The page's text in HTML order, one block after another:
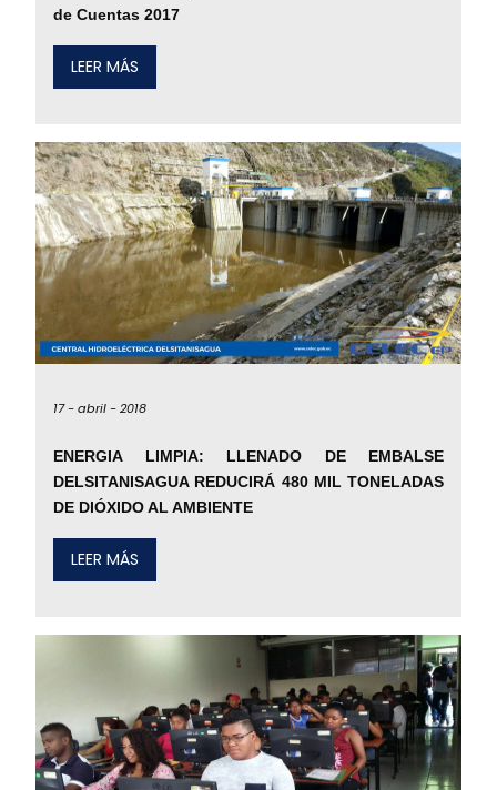
de Cuentas 2017
LEER MÁS
17 -abril -2018
ENERGIA LIMPIA: LLENADO DE EMBALSE
DELSITANISAGUA REDUCIRÁ 480 MIL TONELADAS
DE DIÓXIDO AL AMBIENTE
LEER MÁS